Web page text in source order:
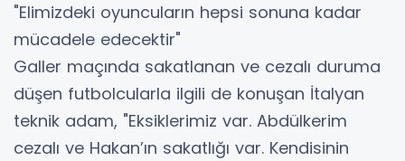
"Elimizdeki oyuncuların hepsi sonuna kadar
mücadele edecektir"
Galler maçında sakatlanan ve cezalı duruma
düşen futbolcularla ilgili de konuşan İtalyan
teknik adam, "Eksiklerimiz var. Abdülkerim
cezalı ve Hakan’ın sakatlığı var. Kendisinin